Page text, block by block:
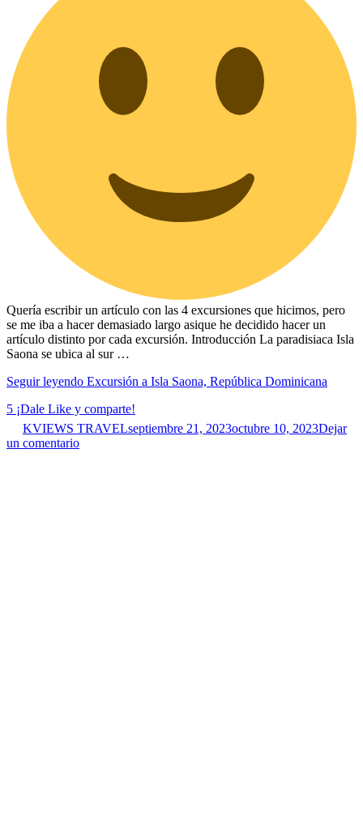
Quería escribir un artículo con las 4 excursiones que hicimos, pero
se me iba a hacer demasiado largo asique he decidido hacer un
artículo distinto por cada excursión. Introducción La paradisiaca Isla
Saona se ubica al sur …
Seguir leyendo Excursión a Isla Saona, República Dominicana
5 ¡Dale Like y comparte!
KVIEWS TRAVELseptiembre 21, 2023octubre 10, 2023Dejar
un comentario